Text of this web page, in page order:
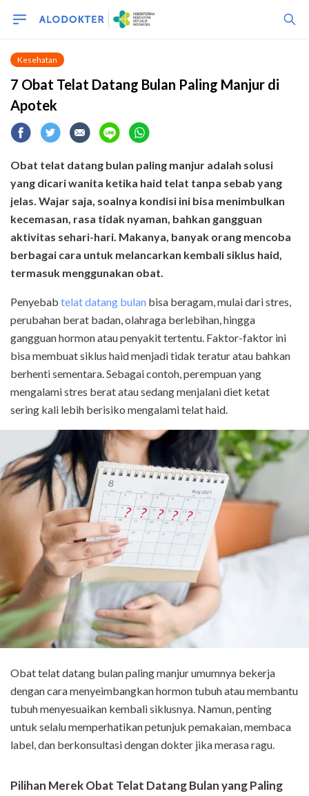
Kesehatan
7 Obat Telat Datang Bulan Paling Manjur di
Apotek
Obat telat datang bulan paling manjur adalah solusi
yang dicari wanita ketika haid telat tanpa sebab yang
jelas. Wajar saja, soalnya kondisi ini bisa menimbulkan
kecemasan, rasa tidak nyaman, bahkan gangguan
aktivitas sehari-hari. Makanya, banyak orang mencoba
berbagai cara untuk melancarkan kembali siklus haid,
termasuk menggunakan obat.
Penyebab telat datang bulan bisa beragam, mulai dari stres,
perubahan berat badan, olahraga berlebihan, hingga
gangguan hormon atau penyakit tertentu. Faktor-faktor ini
bisa membuat siklus haid menjadi tidak teratur atau bahkan
berhenti sementara. Sebagai contoh, perempuan yang
mengalami stres berat atau sedang menjalani diet ketat
sering kali lebih berisiko mengalami telat haid.
Obat telat datang bulan paling manjur umumnya bekerja
dengan cara menyeimbangkan hormon tubuh atau membantu
tubuh menyesuaikan kembali siklusnya. Namun, penting
untuk selalu memperhatikan petunjuk pemakaian, membaca
label, dan berkonsultasi dengan dokter jika merasa ragu.
Pilihan Merek Obat Telat Datang Bulan yang Paling